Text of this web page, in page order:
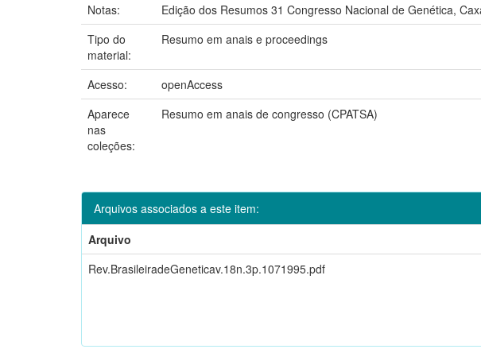
Notas:
Edição dos Resumos 31 Congresso Nacional de Genética,
Tipo do
material:
Resumo em anais e proceedings
Acesso:
openAccess
Aparece
nas
coleções:
Resumo em anais de congresso (CPATSA)
Arquivos associados a este item:
Arquivo
Rev.BrasileiradeGeneticav.18n.3p.1071995.pdf